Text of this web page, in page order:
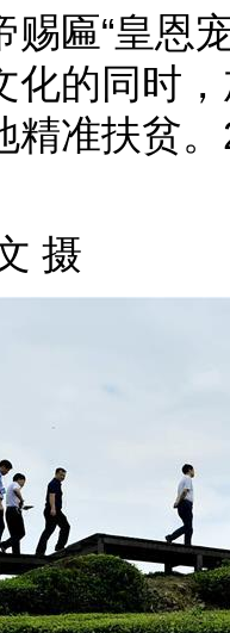
“皇恩宠
化的同时
精准扶贫
摄